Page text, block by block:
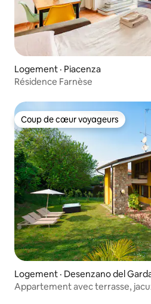
Logement · Piacenza
Résidence Farnèse
Coup de cœur voyageurs
Coup de cœur voyageurs
Logement · Desenzano del
Appartement avec terrasse,